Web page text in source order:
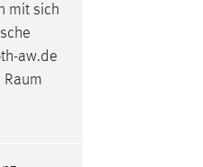
mit sich
aw.de
Raum